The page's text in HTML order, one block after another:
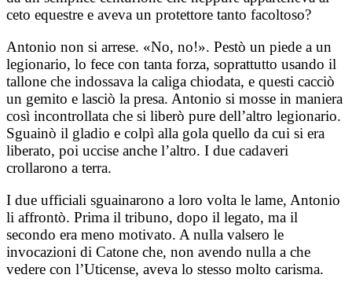
ceto equestre e aveva un protettore tanto facoltoso?
Antonio non si arrese. «No, no!». Pestò un piede a un
legionario, lo fece con tanta forza, soprattutto usando il
tallone che indossava la caliga chiodata, e questi cacciò
un gemito e lasciò la presa. Antonio si mosse in maniera
così incontrollata che si liberò pure dell’altro legionario.
Sguainò il gladio e colpì alla gola quello da cui si era
liberato, poi uccise anche l’altro. I due cadaveri
crollarono a terra.
I due ufficiali sguainarono a loro volta le lame, Antonio
li affrontò. Prima il tribuno, dopo il legato, ma il
secondo era meno motivato. A nulla valsero le
invocazioni di Catone che, non avendo nulla a che
vedere con l’Uticense, aveva lo stesso molto carisma.